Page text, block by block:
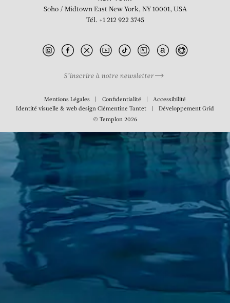
Soho / Midtown East New York, NY 10001, USA
Tél. +1 212 922 3745
S’inscrire à notre newsletter
Mentions Légales Confidentialité
Accessibilité
Identité visuelle & web designClémentine Tantet Développement Grid
© Templon 2026